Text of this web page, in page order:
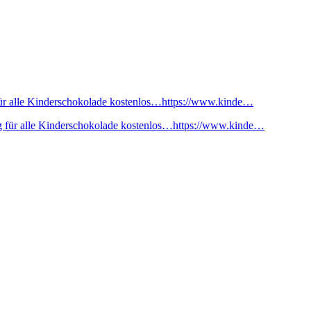
alle Kinderschokolade kostenlos…https://www.kinde…
für alle Kinderschokolade kostenlos…https://www.kinde…